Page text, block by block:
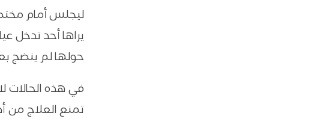
ليجلس أمام مختص
يراها أحد تدخل
حولها لم ينضج
في هذه الحالات
تمنع العلاج من